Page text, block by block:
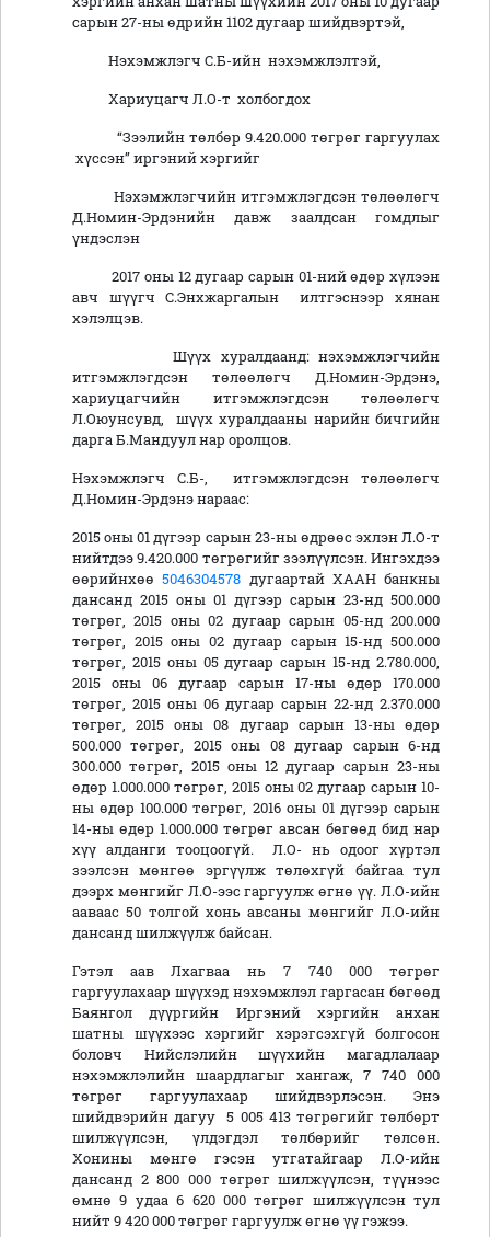
сарын 27-ны өдрийн 1102 дугаар шийдвэртэй,
Нэхэмжлэгч С.Б-ийн нэхэмжлэлтэй,
Хариуцагч Л.О-т холбогдох
“Зээлийн төлбөр 9.420.000 төгрөг гаргуулах
хүссэн” иргэний хэргийг
Нэхэмжлэгчийн итгэмжлэгдсэн төлөөлөгч
Д.Номин-Эрдэнийн давж заалдсан гомдлыг
үндэслэн
2017 оны 12 дугаар сарын 01-ний өдөр хүлээн
авч шүүгч С.Энхжаргалын илтгэснээр хянан
хэлэлцэв.
Шүүх хуралдаанд: нэхэмжлэгчийн
итгэмжлэгдсэн төлөөлөгч Д.Номин-Эрдэнэ,
хариуцагчийн итгэмжлэгдсэн төлөөлөгч
Л.Оюунсувд, шүүх хуралдааны нарийн бичгийн
дарга Б.Мандуул нар оролцов.
Нэхэмжлэгч С.Б-, итгэмжлэгдсэн төлөөлөгч
Д.Номин-Эрдэнэ нараас:
2015 оны 01 дүгээр сарын 23-ны өдрөөс эхлэн Л.О-т
нийтдээ 9.420.000 төгрөгийг зээлүүлсэн. Ингэхдээ
өөрийнхөө5046304578 дугаартай ХААН банкны
дансанд 2015 оны 01 дүгээр сарын 23-нд 500.000
төгрөг, 2015 оны 02 дугаар сарын 05-нд 200.000
төгрөг, 2015 оны 02 дугаар сарын 15-нд 500.000
төгрөг, 2015 оны 05 дугаар сарын 15-нд 2.780.000,
2015 оны 06 дугаар сарын 17-ны өдөр 170.000
төгрөг, 2015 оны 06 дугаар сарын 22-нд 2.370.000
төгрөг, 2015 оны 08 дугаар сарын 13-ны өдөр
500.000 төгрөг, 2015 оны 08 дугаар сарын 6-нд
300.000 төгрөг, 2015 оны 12 дугаар сарын 23-ны
өдөр 1.000.000 төгрөг, 2015 оны 02 дугаар сарын 10-
ны өдөр 100.000 төгрөг, 2016 оны 01 дүгээр сарын
14-ны өдөр 1.000.000 төгрөг авсан бөгөөд бид нар
хүү алданги тооцоогүй. Л.О- нь одоог хүртэл
зээлсэн мөнгөө эргүүлж төлөхгүй байгаа тул
дээрх мөнгийг Л.О-ээс гаргуулж өгнө үү. Л.О-ийн
ааваас 50 толгой хонь авсаны мөнгийг Л.О-ийн
дансанд шилжүүлж байсан.
Гэтэл аав Лхагваа нь 7 740 000 төгрөг
гаргуулахаар шүүхэд нэхэмжлэл гаргасан бөгөөд
Баянгол дүүргийн Иргэний хэргийн анхан
шатны шүүхээс хэргийг хэрэгсэхгүй болгосон
боловч Нийслэлийн шүүхийн магадлалаар
нэхэмжлэлийн шаардлагыг хангаж, 7 740 000
төгрөг гаргуулахаар шийдвэрлэсэн. Энэ
шийдвэрийн дагуу 5 005 413 төгрөгийг төлбөрт
шилжүүлсэн, үлдэгдэл төлбөрийг төлсөн.
Хонины мөнгө гэсэн утгатайгаар Л.О-ийн
дансанд 2 800 000 төгрөг шилжүүлсэн, түүнээс
өмнө 9 удаа 6 620 000 төгрөг шилжүүлсэн тул
нийт 9 420 000 төгрөг гаргуулж өгнө үү гэжээ.